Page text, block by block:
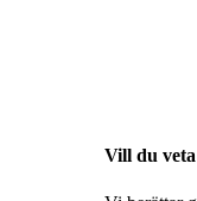
Vill du